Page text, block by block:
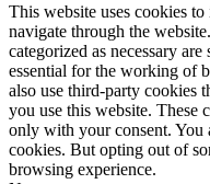
This website uses cookies
navigate through the
categorized as necessary
essential for the working of
also use third-party cookies
you use this website. These
only with your consent. You
cookies. But opting out of
browsing experience.